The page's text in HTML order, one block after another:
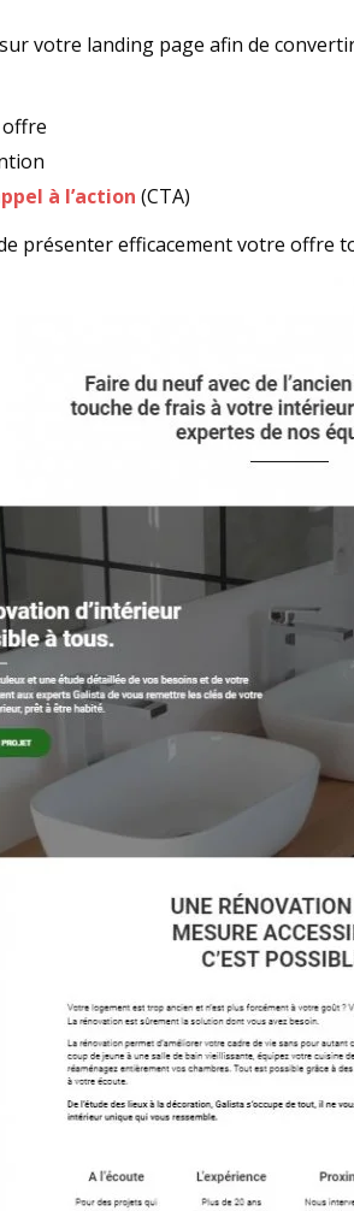
votre landing page afin de
à l’action (CTA)
présenter efficacement votre offre